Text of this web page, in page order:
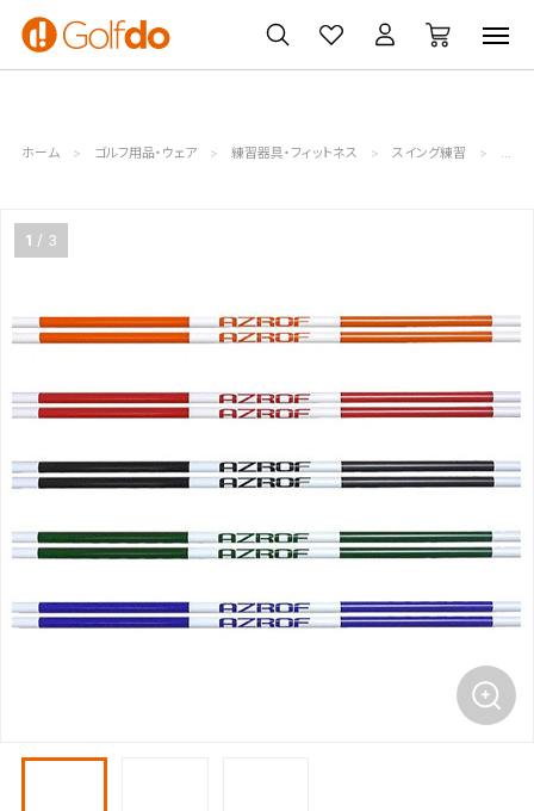
ゴルフ
クラブ
ゴルフ用品
買取
無料査定
クーポン
一覧
ホーム ゴルフ用品・ウェア 練習器具・フィットネス スイング練習 NEW
1 3